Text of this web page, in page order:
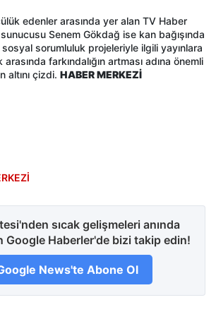
edenler arasında yer alan TV Haber
Senem Gökdağ ise kan bağışında
sorumluluk projeleriyle ilgili yayınlara
farkındalığın artması adına önemli
altını çizdi. HABER MERKEZİ
sıcak gelişmeleri anında
Google Haberler'de bizi takip edin!
News'te Abone Ol